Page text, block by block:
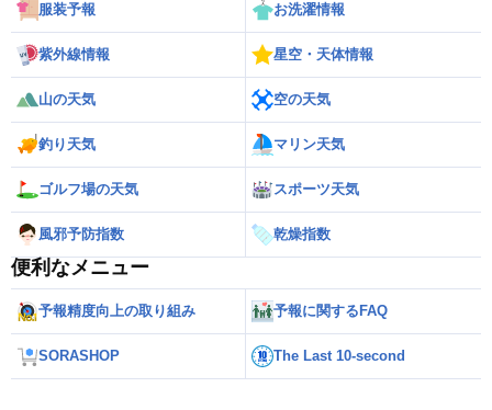
服装予報 お洗濯情報
紫外線情報 星空・天体情報
山の天気 空の天気
釣り天気 マリン天気
ゴルフ場の天気 スポーツ天気
風邪予防指数 乾燥指数
便利なメニュー
予報精度向上の取り組み 予報に関するFAQ
SORASHOP The Last 10-second